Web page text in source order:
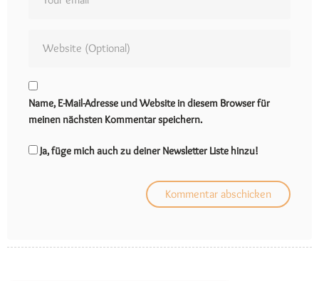
Name, E-Mail-Adresse und Website in diesem Browser für
meinen nächsten Kommentar speichern.
Ja, füge mich auch zu deiner Newsletter Liste hinzu!